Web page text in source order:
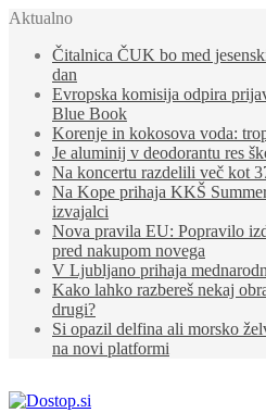
Aktualno
Čitalnica ČUK bo med
dan
Evropska komisija odpira
Blue Book
Korenje in kokosova voda:
Je aluminij v deodorantu res
Na koncertu razdelili več kot
Na Kope prihaja KKŠ
izvajalci
Nova pravila EU: Popravilo
pred nakupom novega
V Ljubljano prihaja
Kako lahko razbereš nekaj
drugi?
Si opazil delfina ali morsko
na novi platformi